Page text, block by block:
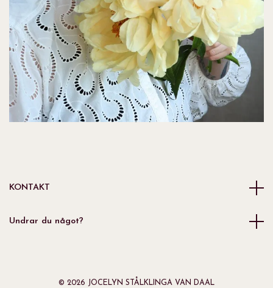
KONTAKT
Undrar du något?
© 2026 JOCELYN STÅLKLINGA VAN DAAL